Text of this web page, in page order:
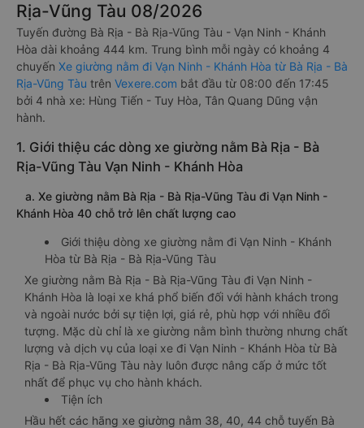
Rịa-Vũng Tàu 08/2026
Tuyến đường Bà Rịa - Bà Rịa-Vũng Tàu - Vạn Ninh - Khánh
Hòa dài khoảng 444 km. Trung bình mỗi ngày có khoảng 4
chuyến Xe giường nằm đi Vạn Ninh - Khánh Hòa từ Bà Rịa - Bà
Rịa-Vũng Tàu trên Vexere.com bắt đầu từ 08:00 đến 17:45
bởi 4 nhà xe: Hùng Tiến - Tuy Hòa, Tân Quang Dũng vận
hành.
1. Giới thiệu các dòng xe giường nằm Bà Rịa - Bà
Rịa-Vũng Tàu Vạn Ninh - Khánh Hòa
a. Xe giường nằm Bà Rịa - Bà Rịa-Vũng Tàu đi Vạn Ninh -
Khánh Hòa 40 chỗ trở lên chất lượng cao
Giới thiệu dòng xe giường nằm đi Vạn Ninh - Khánh
Hòa từ Bà Rịa - Bà Rịa-Vũng Tàu
Xe giường nằm Bà Rịa - Bà Rịa-Vũng Tàu đi Vạn Ninh -
Khánh Hòa là loại xe khá phổ biến đối với hành khách trong
và ngoài nước bởi sự tiện lợi, giá rẻ, phù hợp với nhiều đối
tượng. Mặc dù chỉ là xe giường nằm bình thường nhưng chất
lượng và dịch vụ của loại xe đi Vạn Ninh - Khánh Hòa từ Bà
Rịa - Bà Rịa-Vũng Tàu này luôn được nâng cấp ở mức tốt
nhất để phục vụ cho hành khách.
Tiện ích
Hầu hết các hãng xe giường nằm 38, 40, 44 chỗ tuyến Bà